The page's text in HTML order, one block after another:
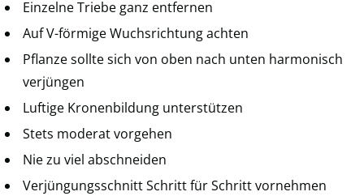
Einzelne Triebe ganz entfernen
Auf V-förmige Wuchsrichtung achten
Pflanze sollte sich von oben nach unten harmonisch
verjüngen
Luftige Kronenbildung unterstützen
Stets moderat vorgehen
Nie zu viel abschneiden
Verjüngungsschnitt Schritt für Schritt vornehmen